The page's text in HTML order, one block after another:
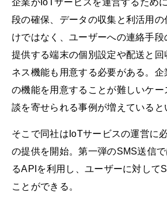
企業がIoTサービスを運営するため
段の確保、データの収集と利活用
けではなく、ユーザーへの連絡手段
提供する端末の個別設定や配送と
ネス機能も用意する必要がある。
の機能を用意することが難しいケ
談を寄せられる事例が増えていると
そこで同社はIoTサービスの運営に
の提供を開始。第一弾のSMS送信
るAPIを利用し、ユーザーに対して
ことができる。